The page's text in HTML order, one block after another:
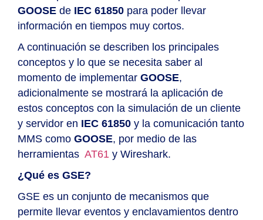
GOOSE de IEC 61850 para poder llevar
información en tiempos muy cortos.
A continuación se describen los principales
conceptos y lo que se necesita saber al
momento de implementar GOOSE,
adicionalmente se mostrará la aplicación de
estos conceptos con la simulación de un cliente
y servidor en IEC 61850 y la comunicación tanto
MMS como GOOSE, por medio de las
herramientas AT61 y Wireshark.
¿Qué es GSE?
GSE es un conjunto de mecanismos que
permite llevar eventos y enclavamientos dentro